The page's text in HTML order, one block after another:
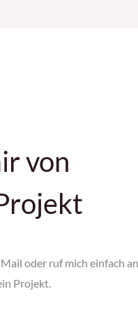
von
oder ruf mich einfach an
Projekt.